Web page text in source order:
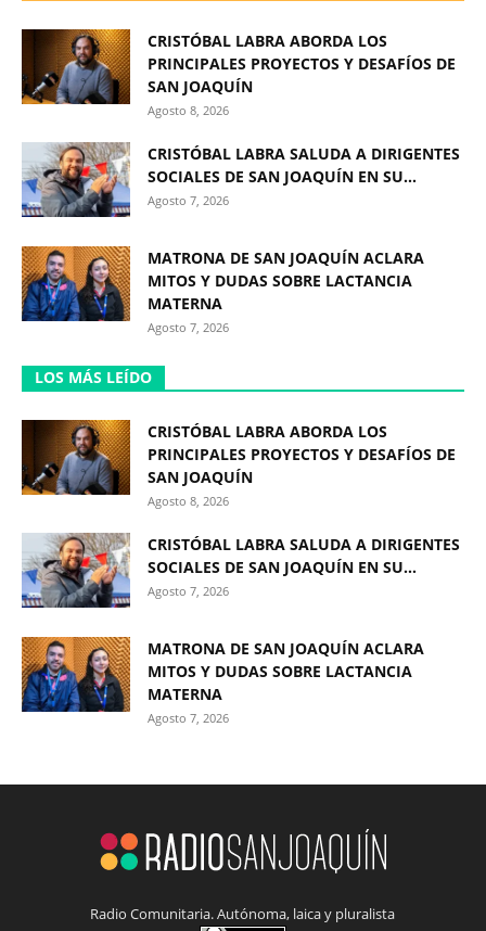
CRISTÓBAL LABRA ABORDA LOS
PRINCIPALES PROYECTOS Y DESAFÍOS DE
SAN JOAQUÍN
Agosto 8, 2026
CRISTÓBAL LABRA SALUDA A DIRIGENTES
SOCIALES DE SAN JOAQUÍN EN SU...
Agosto 7, 2026
MATRONA DE SAN JOAQUÍN ACLARA
MITOS Y DUDAS SOBRE LACTANCIA
MATERNA
Agosto 7, 2026
LOS MÁS LEÍDO
CRISTÓBAL LABRA ABORDA LOS
PRINCIPALES PROYECTOS Y DESAFÍOS DE
SAN JOAQUÍN
Agosto 8, 2026
CRISTÓBAL LABRA SALUDA A DIRIGENTES
SOCIALES DE SAN JOAQUÍN EN SU...
Agosto 7, 2026
MATRONA DE SAN JOAQUÍN ACLARA
MITOS Y DUDAS SOBRE LACTANCIA
MATERNA
Agosto 7, 2026
Radio Comunitaria. Autónoma, laica y pluralista